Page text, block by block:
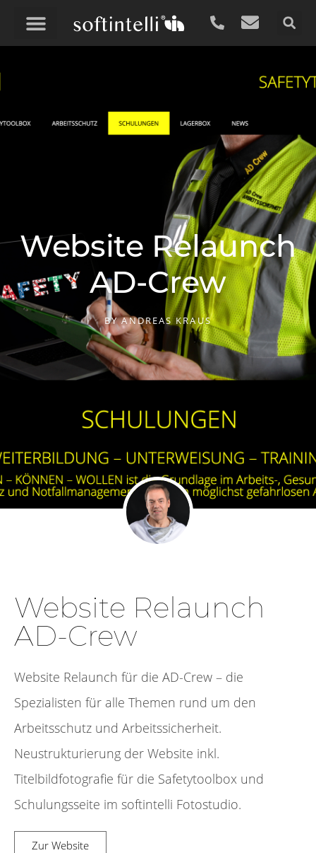
Website Relaunch
AD-Crew
BYANDREAS KRAUS
Website Relaunch
AD-Crew
Website Relaunch für die AD-Crew – die
Spezialisten für alle Themen rund um den
Arbeitsschutz und Arbeitssicherheit.
Neustrukturierung der Website inkl.
Titelbildfotografie für die Safetytoolbox und
Schulungsseite im softintelli Fotostudio.
Zur Website